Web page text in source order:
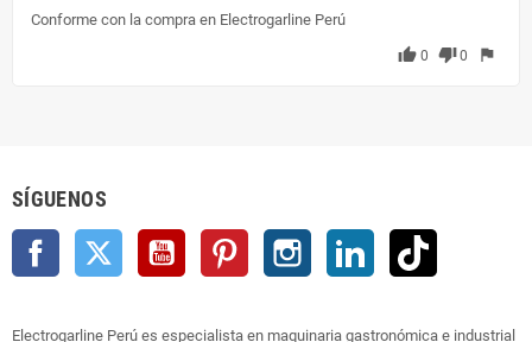
Conforme con la compra en Electrogarline Perú
thumb_up 0 thumb_down0 flag
SÍGUENOS
Facebook Twitter YouTube Pinterest Instagram LinkedIn
Electrogarline Perú es especialista en maquinaria gastronómica e industrial